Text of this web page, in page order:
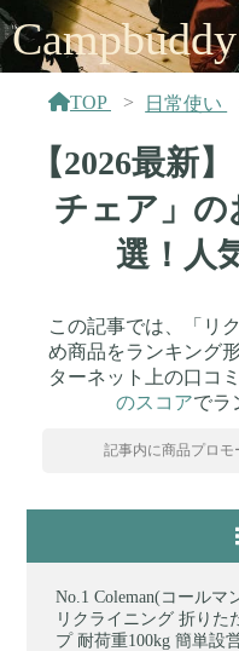
Campbuddy
TOP 日常使い
【2026最新
チェア」の
選！人
この記事では、「リ
め商品をランキング
ターネット上の口コ
のスコアでラ
記事内に商品プロ
Coleman(コールマ
リクライニング 折りた
プ 耐荷重100kg 簡単設